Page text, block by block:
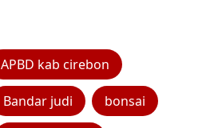
APBD kab cirebon
Bandar judi bonsai